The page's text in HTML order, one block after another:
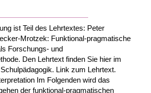
ist Teil des Lehrtextes: Peter
Mrotzek: Funktional-pragmatische
Forschungs- und
Den Lehrtext finden Sie hier im
Link zum Lehrtext.
Im Folgenden wird das
der funktional-pragmatischen